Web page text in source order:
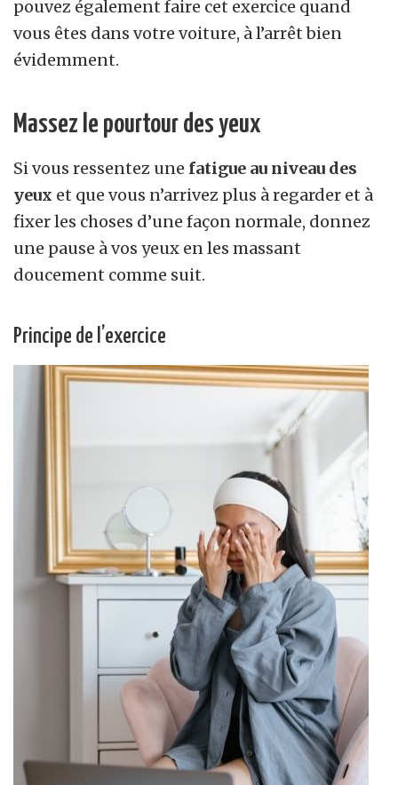
pouvez également faire cet exercice quand
vous êtes dans votre voiture, à l’arrêt bien
évidemment.
Massez le pourtour des yeux
Si vous ressentez une fatigue au niveau des
yeux et que vous n’arrivez plus à regarder et à
fixer les choses d’une façon normale, donnez
une pause à vos yeux en les massant
doucement comme suit.
Principe de l’exercice